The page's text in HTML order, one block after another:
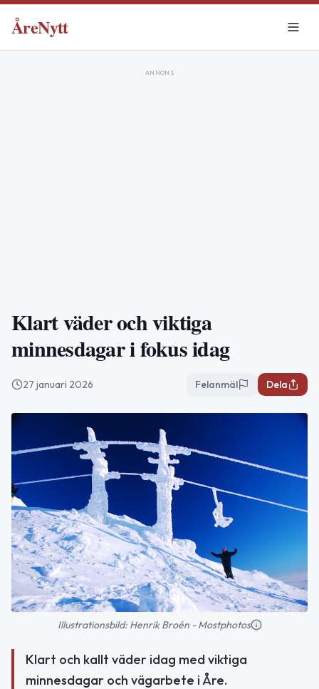
ÅreNytt
ANNONS
Klart väder och viktiga
minnesdagar i fokus idag
27 januari 2026 Felanmäl Dela
Illustrationsbild: Henrik Broén - Mostphotos
Klart och kallt väder idag med viktiga
minnesdagar och vägarbete i Åre.